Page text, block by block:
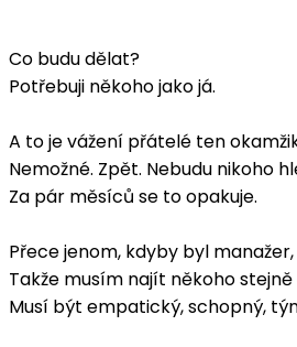
Co budu dělat?
Potřebuji někoho jako já.
A to je vážení přátelé ten
Nemožné. Zpět. Nebudu nikoho
Za pár měsíců se to opakuje.
Přece jenom, kdyby byl
Takže musím najít někoho
Musí být empatický, schopný,